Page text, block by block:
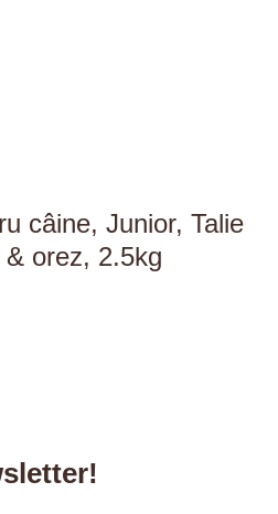
câine, Junior, Talie
orez, 2.5kg